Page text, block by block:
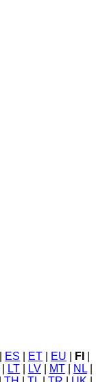
ES ET EU FI
LT LV MT NL